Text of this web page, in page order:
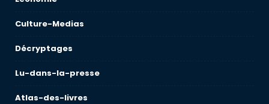
Culture-Medias
Décryptages
Lu-dans-la-presse
Atlas-des-livres